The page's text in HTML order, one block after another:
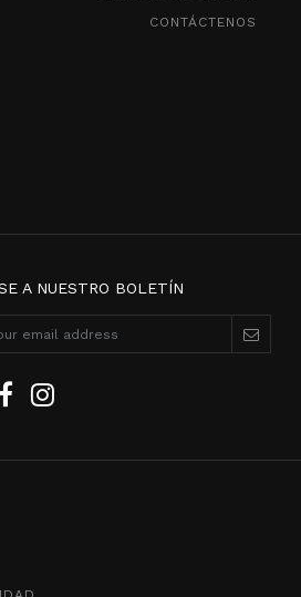
CONTÁCTENOS
A NUESTRO BOLETÍN